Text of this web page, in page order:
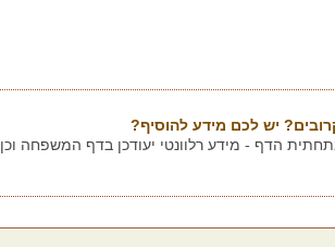
יש לכם מידע להוסיף?
הדף - מידע רלוונטי יעודכן בדף המשפחה וכן